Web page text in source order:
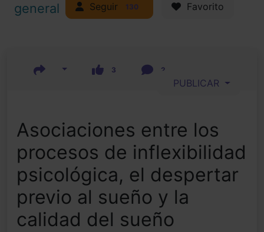
general
Seguir 130 Favorito
3 2
PUBLICAR
Asociaciones entre los
procesos de inflexibilidad
psicológica, el despertar
previo al sueño y la
calidad del sueño